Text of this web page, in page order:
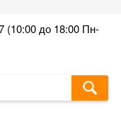
(10:00 до 18:00 Пн-